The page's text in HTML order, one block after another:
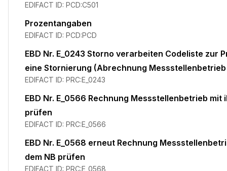
EDIFACT ID: PCD:C501
Prozentangaben
EDIFACT ID: PCD:PCD
EBD Nr. E_0243 Storno verarbeiten Codeliste zur
eine Stornierung (Abrechnung
EDIFACT ID: PRC:E_0243
EBD Nr. E_0566 Rechnung Messstellenbetrieb mit
prüfen
EDIFACT ID: PRC:E_0566
EBD Nr. E_0568 erneut Rechnung
dem NB prüfen
EDIFACT ID: PRC:E_0568